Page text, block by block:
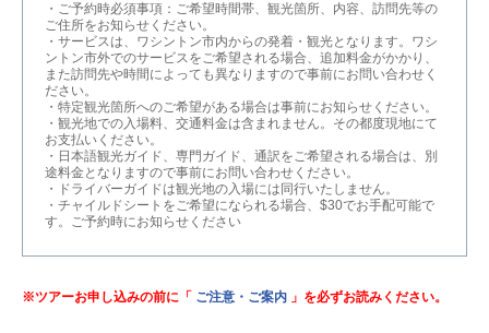
・ご予約時必須事項：ご希望時間帯、観光箇所、内容、訪問先等の
ご住所をお知らせください。
・サービスは、ワシントン市内からの発着・観光となります。ワシ
ントン市外でのサービスをご希望される場合、追加料金がかかり、
また訪問先や時間によっても異なりますので事前にお問い合わせく
ださい。
・特定観光箇所へのご希望がある場合は事前にお知らせください。
・観光地での入場料、交通料金は含まれません。その都度現地にて
お支払いください。
・日本語観光ガイド、専門ガイド、通訳をご希望される場合は、別
途料金となりますので事前にお問い合わせください。
・ドライバーガイドは観光地の入場には同行いたしません。
・チャイルドシートをご希望になられる場合、$30でお手配可能で
す。ご予約時にお知らせください
※ツアーお申し込みの前に「 ご注意・ご案内 」を必ずお読みください。